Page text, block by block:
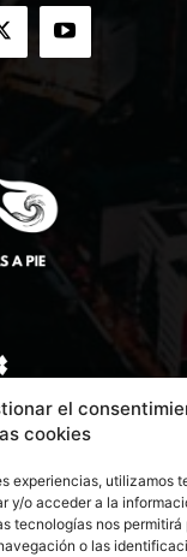
el
cookies
experiencias, utilizamos
y/o acceder a la
tecnologías nos
o las